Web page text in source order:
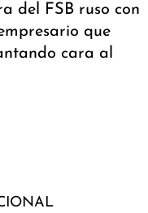
del FSB ruso con
que
cara al